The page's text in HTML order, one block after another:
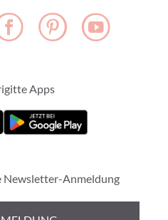
Apps
Newsletter-Anmeldung